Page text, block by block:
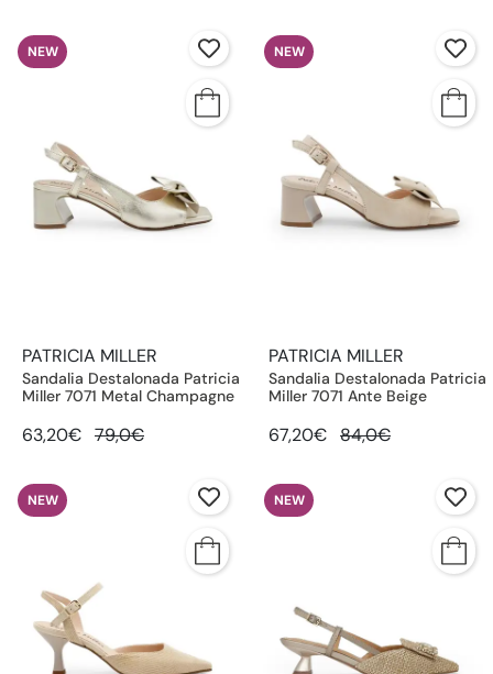
NEW
PATRICIA MILLER
Sandalia Destalonada Patricia
Miller 7071 Metal Champagne
63,20€ 79,0€
NEW
PATRICIA MILLER
Sandalia Destalonada Patricia
Miller 7071 Ante Beige
67,20€ 84,0€
NEW NEW